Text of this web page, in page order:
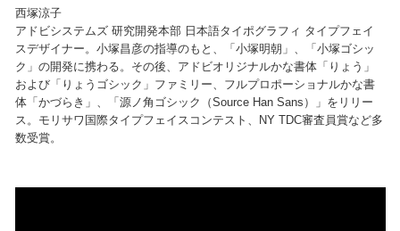
西塚涼子
アドビシステムズ 研究開発本部 日本語タイポグラフィ タイプフェイ
スデザイナー。小塚昌彦の指導のもと、「小塚明朝」、「小塚ゴシッ
ク」の開発に携わる。その後、アドビオリジナルかな書体「りょう」
および「りょうゴシック」ファミリー、フルプロポーショナルかな書
体「かづらき」、「源ノ角ゴシック（Source Han Sans）」をリリー
ス。モリサワ国際タイプフェイスコンテスト、NY TDC審査員賞など多
数受賞。